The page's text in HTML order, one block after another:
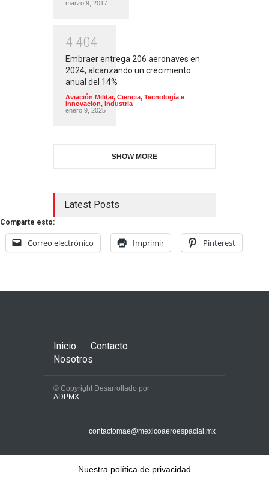
marzo 9, 2017
4 404
Embraer entrega 206 aeronaves en
2024, alcanzando un crecimiento
anual del 14%
Aviación Militar, Ciencia, Tecnología e
Innovacion, Industria
enero 9, 2025
SHOW MORE
Latest Posts
Comparte esto:
Correo electrónico Imprimir Pinterest
Inicio
Contacto
Nosotros
© Copyright Desarrollado por
ADPMX
contactomae@mexicoaeroespacial.mx
Nuestra política de privacidad